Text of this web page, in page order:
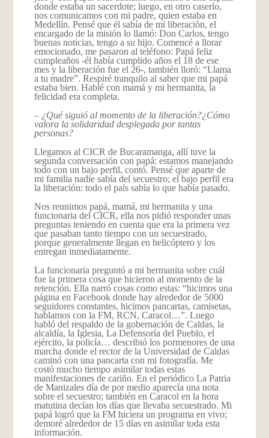
donde estaba un sacerdote; luego, en otro caserío,
nos comunicamos con mi padre, quien estaba en
Medellín. Pensé que él sabía de mi liberación, el
encargado de la misión lo llamó: Don Carlos, tengo
buenas noticias, tengo a su hijo. Comencé a llorar
emocionado, me pasaron al teléfono: Papá feliz
cumpleaños -él había cumplido años el 18 de ese
mes y la liberación fue el 26-, también lloró: “Llama
a tu madre”. Respiré tranquilo al saber que mi papá
estaba bien. Hablé con mamá y mi hermanita, la
felicidad era completa.
– ¿Qué siguió al momento de la liberación?¿Cómo
valora la solidaridad desplegada por tantas
personas?
Llegamos al CICR de Bucaramanga, allí tuve la
segunda conversación con papá: estamos manejando
todo con un bajo perfil, contó. Pensé que aparte de
mi familia nadie sabía del secuestro; el bajo perfil era
la liberación: todo el país sabía lo que había pasado.
Nos reunimos papá, mamá, mi hermanita y una
funcionaria del CICR, ella nos pidió responder unas
preguntas teniendo en cuenta que era la primera vez
que pasaban tanto tiempo con un secuestrado,
porque generalmente llegan en helicóptero y los
entregan inmediatamente.
La funcionaria preguntó a mi hermanita sobre cuál
fue la primera cosa que hicieron al momento de la
retención. Ella narró cosas como estas: “hicimos una
página en Facebook donde hay alrededor de 5000
seguidores constantes, hicimos pancartas, camisetas,
hablamos con la FM, RCN, Caracol…”. Luego
habló del respaldo de la gobernación de Caldas, la
alcaldía, la Iglesia, La Defensoría del Pueblo, el
ejército, la policía… describió los pormenores de una
marcha donde el rector de la Universidad de Caldas
caminó con una pancarta con mi fotografía. Me
costó mucho tiempo asimilar todas estas
manifestaciones de cariño. En el periódico La Patria
de Manizales día de por medio aparecía una nota
sobre el secuestro; también en Caracol en la hora
matutina decían los días que llevaba secuestrado. Mi
papá logró que la FM hiciera un programa en vivo;
demoré alrededor de 15 días en asimilar toda esta
información.